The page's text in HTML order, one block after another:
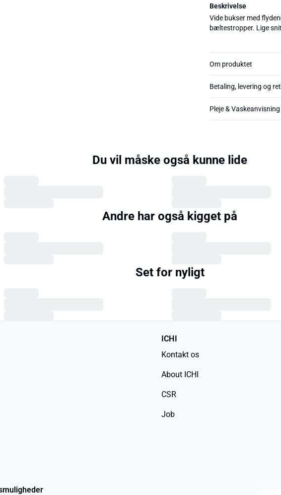
Beskrivelse
Vide bukser med
bæltestropper. Lige
Om produktet
Betaling, levering og
Pleje & Vaskeanvisning
Du vil måske også kunne lide
Andre har også kigget på
Set for nyligt
ICHI
Kontakt os
About ICHI
CSR
Job